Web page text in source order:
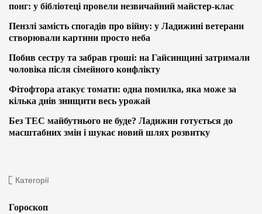
понг: у бібліотеці провели незвичайний майстер-клас
Пензлі замість спогадів про війну: у Ладижині ветерани
створювали картини просто неба
Побив сестру та забрав гроші: на Гайсинщині затримали
чоловіка після сімейного конфлікту
Фітофтора атакує томати: одна помилка, яка може за
кілька днів знищити весь урожай
Без ТЕС майбутнього не буде? Ладижин готується до
масштабних змін і шукає новий шлях розвитку
Категорії
Гороскоп